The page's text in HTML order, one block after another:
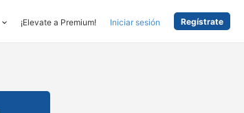
¡Elevate a Premium! Iniciar sesión Regístrate